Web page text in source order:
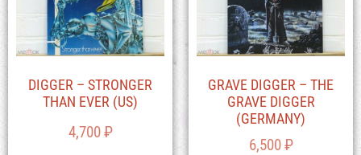
DIGGER – STRONGER
THAN EVER (US)
4,700₽
GRAVE DIGGER – THE
GRAVE DIGGER
(GERMANY)
6,500₽